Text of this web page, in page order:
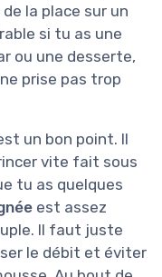
la place sur un
si tu as une
ou une desserte,
prise pas trop
un bon point. Il
vite fait sous
tu as quelques
est assez
Il faut juste
le débit et éviter